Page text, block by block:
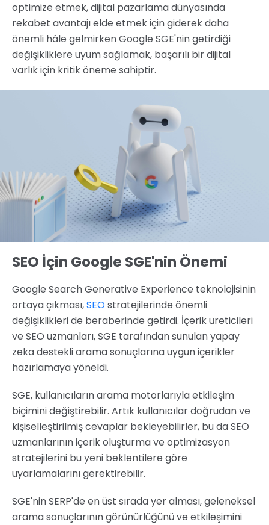
optimize etmek, dijital pazarlama dünyasında
rekabet avantajı elde etmek için giderek daha
önemli hâle gelmirken Google SGE'nin getirdiği
değişikliklere uyum sağlamak, başarılı bir dijital
varlık için kritik öneme sahiptir.
SEO İçin Google SGE'nin Önemi
Google Search Generative Experience teknolojisinin
ortaya çıkması,SEOstratejilerinde önemli
değişiklikleri de beraberinde getirdi. İçerik üreticileri
ve SEO uzmanları, SGE tarafından sunulan yapay
zeka destekli arama sonuçlarına uygun içerikler
hazırlamaya yöneldi.
SGE, kullanıcıların arama motorlarıyla etkileşim
biçimini değiştirebilir. Artık kullanıcılar doğrudan ve
kişiselleştirilmiş cevaplar bekleyebilirler, bu da SEO
uzmanlarının içerik oluşturma ve optimizasyon
stratejilerini bu yeni beklentilere göre
uyarlamalarını gerektirebilir.
SGE'nin SERP'de en üst sırada yer alması, geleneksel
arama sonuçlarının görünürlüğünü ve etkileşimini